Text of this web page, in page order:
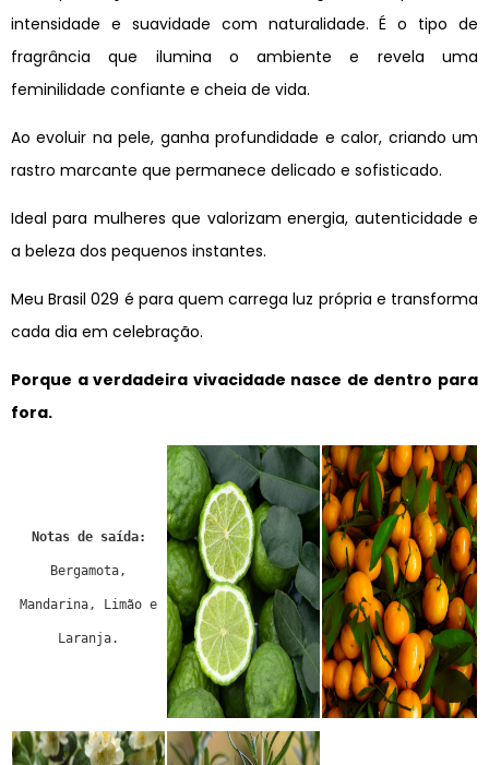
intensidade e suavidade com naturalidade. É o tipo de
fragrância que ilumina o ambiente e revela uma
feminilidade confiante e cheia de vida.
Ao evoluir na pele, ganha profundidade e calor, criando um
rastro marcante que permanece delicado e sofisticado.
Ideal para mulheres que valorizam energia, autenticidade e
a beleza dos pequenos instantes.
Meu Brasil 029 é para quem carrega luz própria e transforma
cada dia em celebração.
Porque a verdadeira vivacidade nasce de dentro para
fora.
Notas de saída:
Bergamota,
Mandarina, Limão e
Laranja.